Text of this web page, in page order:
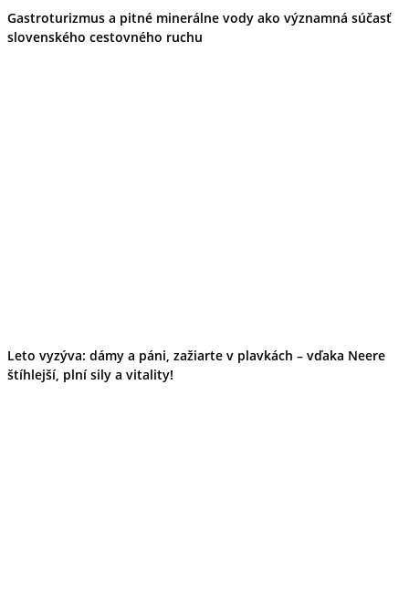
Gastroturizmus a pitné minerálne vody ako významná súčasť
slovenského cestovného ruchu
Leto vyzýva: dámy a páni, zažiarte v plavkách – vďaka Neere
štíhlejší, plní sily a vitality!